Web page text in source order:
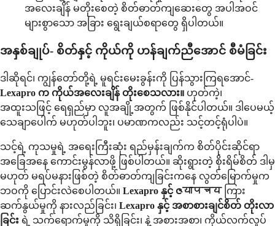
အလေးချိန် မတိုးစေတဲ့ စိတ်ဓာတ်ကျဆေးတွေ အပါအဝင်
များစွာသော အခြား ရွေးချယ်စရာတွေ ရှိပါတယ်။
အနှစ်ချုပ်- စိတ်နှင့် ကိုယ်ကို ဟန်ချက်ညီအောင် စီမံခြင်း
ဒါဆိုရင်၊ ကျွန်တော်တို့ရဲ့ မူရင်းမေးခွန်းကို ပြန်သွားကြရအောင်-
Lexapro က ကိုယ်အလေးချိန် တိုးစေသလား။ ဟုတ်ကဲ့၊
အထူးသဖြင့် ရေရှည်မှာ လူအချို့အတွက် ဖြစ်နိုင်ပါတယ်။ ဒါပေမယ့်
သေချာပေါက် မဟုတ်ပါဘူး၊ ပမာဏကလည်း သင့်တင့်ရုံပါပဲ။
သင့်ရဲ့ ကုသမှုရဲ့ အရေးကြီးဆုံး ရည်မှန်းချက်က စိတ်ပိုင်းဆိုင်ရာ
အခြေအနေ ကောင်းမွန်လာဖို့ ဖြစ်ပါတယ်။ ဆိုးရွားတဲ့ စိုးရိမ်စိတ် ဒါမှ
မဟုတ် မရပ်မနားဖြစ်တဲ့ စိတ်ဓာတ်ကျခြင်းကနေ လွတ်မြောက်မှုက
ဘဝကို ပြောင်းလဲစေပါတယ်။ Lexapro နှင့် ဇयापचयကြား
ဆက်နွယ်မှုကို နားလည်ခြင်း၊ Lexapro နှင့် အစာစားချင်စိတ် တိုးလာ
ခြင်း ရဲ့ သက်ရောက်မှုကို သိရှိခြင်း၊ နဲ့ အစားအစာ၊ ကိုယ်လက်လှုပ်